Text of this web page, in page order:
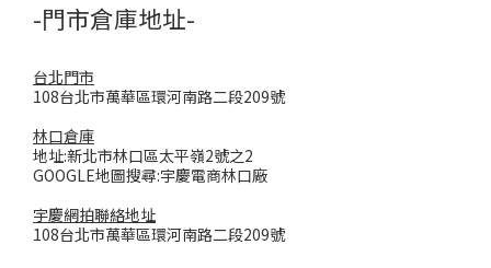
-門市倉庫地址-
台北門市
108台北市萬華區環河南路二段209號
林口倉庫
地址:新北市林口區太平嶺2號之2
GOOGLE地圖搜尋:宇慶電商林口廠
宇慶網拍聯絡地址
108台北市萬華區環河南路二段209號